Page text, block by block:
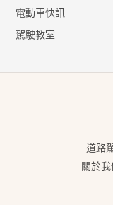
電動車快訊
駕駛教室
道路
關於我